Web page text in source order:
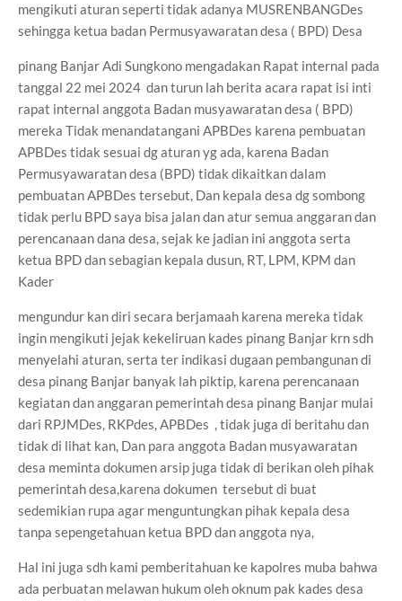
mengikuti aturan seperti tidak adanya MUSRENBANGDes
sehingga ketua badan Permusyawaratan desa ( BPD) Desa
pinang Banjar Adi Sungkono mengadakan Rapat internal pada
tanggal 22 mei 2024 dan turun lah berita acara rapat isi inti
rapat internal anggota Badan musyawaratan desa ( BPD)
mereka Tidak menandatangani APBDes karena pembuatan
APBDes tidak sesuai dg aturan yg ada, karena Badan
Permusyawaratan desa (BPD) tidak dikaitkan dalam
pembuatan APBDes tersebut, Dan kepala desa dg sombong
tidak perlu BPD saya bisa jalan dan atur semua anggaran dan
perencanaan dana desa, sejak ke jadian ini anggota serta
ketua BPD dan sebagian kepala dusun, RT, LPM, KPM dan
Kader
mengundur kan diri secara berjamaah karena mereka tidak
ingin mengikuti jejak kekeliruan kades pinang Banjar krn sdh
menyelahi aturan, serta ter indikasi dugaan pembangunan di
desa pinang Banjar banyak lah piktip, karena perencanaan
kegiatan dan anggaran pemerintah desa pinang Banjar mulai
dari RPJMDes, RKPdes, APBDes , tidak juga di beritahu dan
tidak di lihat kan, Dan para anggota Badan musyawaratan
desa meminta dokumen arsip juga tidak di berikan oleh pihak
pemerintah desa,karena dokumen tersebut di buat
sedemikian rupa agar menguntungkan pihak kepala desa
tanpa sepengetahuan ketua BPD dan anggota nya,
Hal ini juga sdh kami pemberitahuan ke kapolres muba bahwa
ada perbuatan melawan hukum oleh oknum pak kades desa